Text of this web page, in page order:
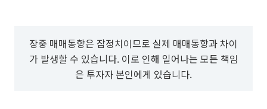
장중 매매동향은 잠정치이므로 실제 매매동향과 차이
가 발생할 수 있습니다. 이로 인해 일어나는 모든 책임
은 투자자 본인에게 있습니다.